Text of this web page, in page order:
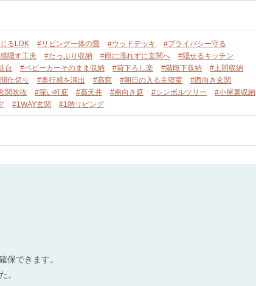
るLDK #リビング一体の畳 #ウッドデッキ
#プライバシー守る
隠す工夫 #たっぷり収納 #雨に濡れずに玄関へ
#隠せるキッチン
台 #ベビーカーそのまま収納 #荷下ろし楽 #階段下収納
#土間収納
仕切り #奥行感を演出 #高窓 #朝日の入る主寝室
#西向き玄関
関吹抜 #深い軒庇 #高天井 #南向き庭 #シンボルツリー
#小屋裏収納
#1WAY玄関 #1階リビング
保できます。
。